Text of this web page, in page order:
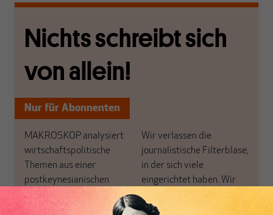
Nichts schreibt sich
von allein!
Nur für Abonnenten
MAKROSKOP analysiert
wirtschaftspolitische
Themen aus einer
postkeynesianischen
Perspektive und ist damit
in Deutschland einzigartig.
Wir verlassen die
journalistische Filterblase,
in der sich viele
eingerichtet haben. Wir
öffnen Fenster und
bringen frische Luft in die